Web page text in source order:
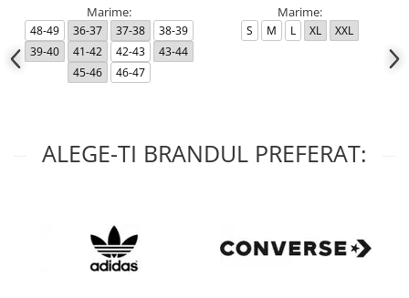
Marime:
48-49 36-37 37-38
38-39
39-40
41-42 42-43
43-44
45-46
46-47
Marime:
S M L XL XXL
ALEGE-TI BRANDUL PREFERAT: